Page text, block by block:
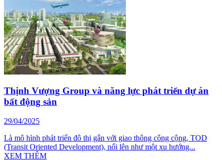
Thịnh Vượng Group và năng lực phát triển dự án
bất động sản
29/04/2025
Là mô hình phát triển đô thị gắn với giao thông công cộng, TOD
(Transit Oriented Development), nổi lên như một xu hướng...
XEM THÊM